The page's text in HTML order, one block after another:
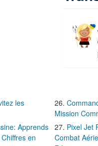
les
Apprends
en
Mission
Pixel Jet
Combat